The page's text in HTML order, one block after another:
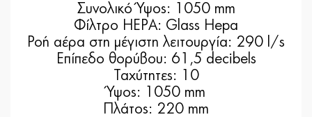
Συνολικό Ύψος: 1050 mm
Φίλτρο HEPA: Glass Hepa
Ροή αέρα στη μέγιστη λειτουργία: 290 l/s
Επίπεδο θορύβου: 61,5 decibels
Ταχύτητες: 10
Ύψος: 1050 mm
Πλάτος: 220 mm